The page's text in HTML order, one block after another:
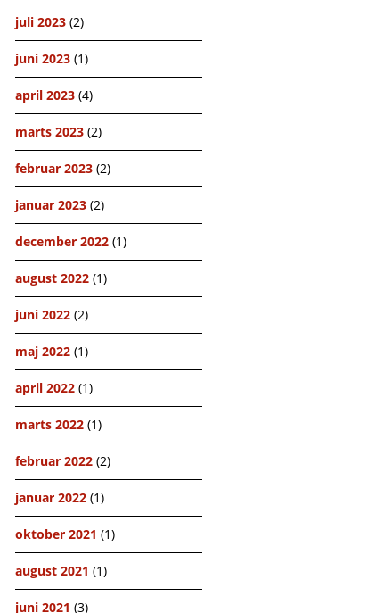
juli 2023 (2)
juni 2023 (1)
april 2023 (4)
marts 2023 (2)
februar 2023 (2)
januar 2023 (2)
december 2022 (1)
august 2022 (1)
juni 2022 (2)
maj 2022 (1)
april 2022 (1)
marts 2022 (1)
februar 2022 (2)
januar 2022 (1)
oktober 2021 (1)
august 2021 (1)
juni 2021 (3)